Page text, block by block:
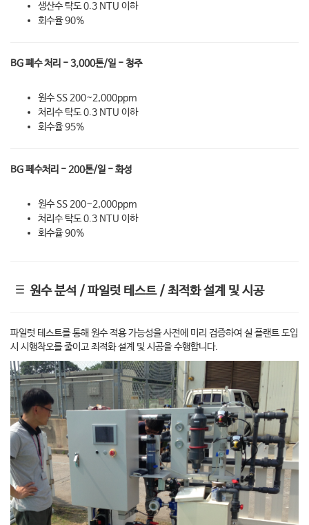
생산수 탁도 0.3 NTU 이하
회수율 90%
BG 폐수 처리 - 3,000톤/일 - 청주
원수 SS 200~2,000ppm
처리수 탁도 0.3 NTU 이하
회수율 95%
BG 페수처리 - 200톤/일 - 화성
원수 SS 200~2,000ppm
처리수 탁도 0.3 NTU 이하
회수율 90%
원수 분석 / 파일럿 테스트 / 최적화 설계 및 시공
파일럿 테스트를 통해 원수 적용 가능성을 사전에 미리 검증하여 실 플랜트 도입
시 시행착오를 줄이고 최적화 설계 및 시공을 수행합니다.